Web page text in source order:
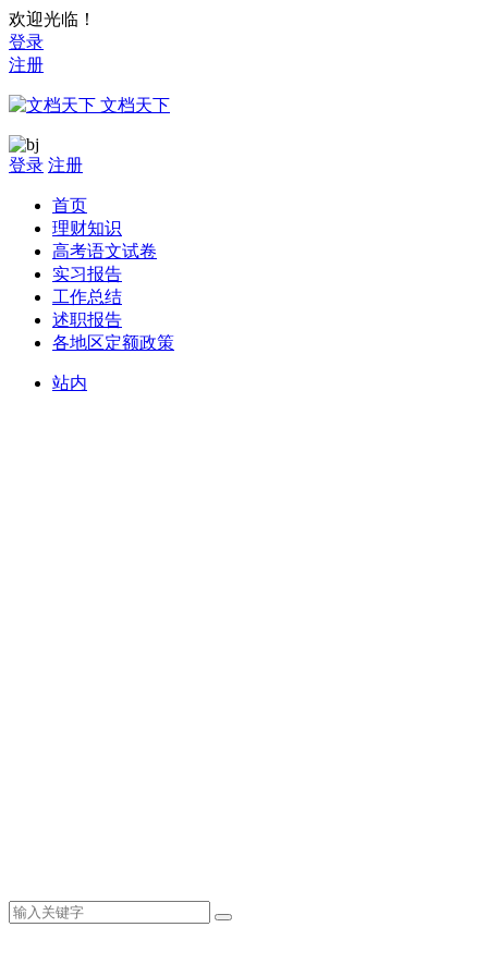
欢迎光临！
登录
注册
文档天下
登录 注册
首页
理财知识
高考语文试卷
实习报告
工作总结
述职报告
各地区定额政策
站内